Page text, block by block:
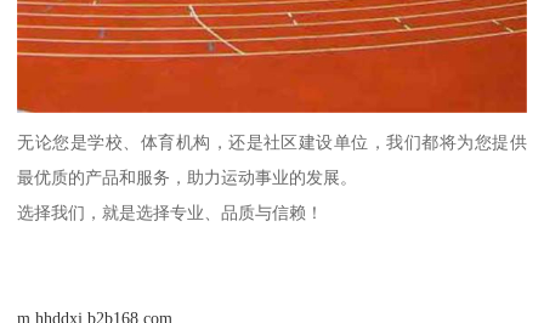
无论您是学校、体育机构，还是社区建设单位，我们都将为您提供
最优质的产品和服务，助力运动事业的发展。
选择我们，就是选择专业、品质与信赖！
m.hhddxj.b2b168.com